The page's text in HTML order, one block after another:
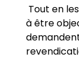
Tout en
à être